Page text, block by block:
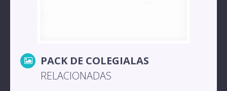
PACK DE COLEGIALAS
RELACIONADAS